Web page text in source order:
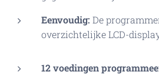
Eenvoudig: De
overzichtelijke LCD-
12 voedingen